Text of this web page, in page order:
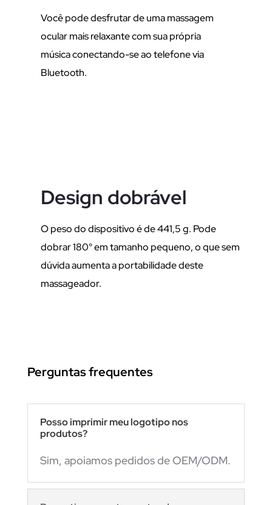
Você pode desfrutar de uma massagem
ocular mais relaxante com sua própria
música conectando-se ao telefone via
Bluetooth.
Design dobrável
O peso do dispositivo é de 441,5 g. Pode
dobrar 180° em tamanho pequeno, o que sem
dúvida aumenta a portabilidade deste
massageador.
Perguntas frequentes
Posso imprimir meu logotipo nos
produtos?
Sim, apoiamos pedidos de OEM/ODM.